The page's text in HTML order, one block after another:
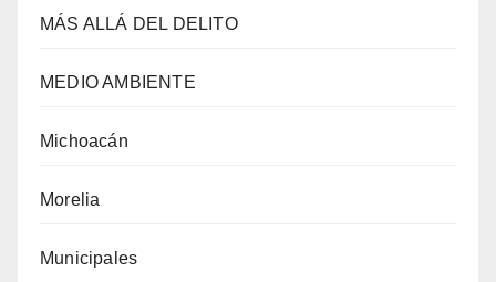
MÁS ALLÁ DEL DELITO
MEDIO AMBIENTE
Michoacán
Morelia
Municipales